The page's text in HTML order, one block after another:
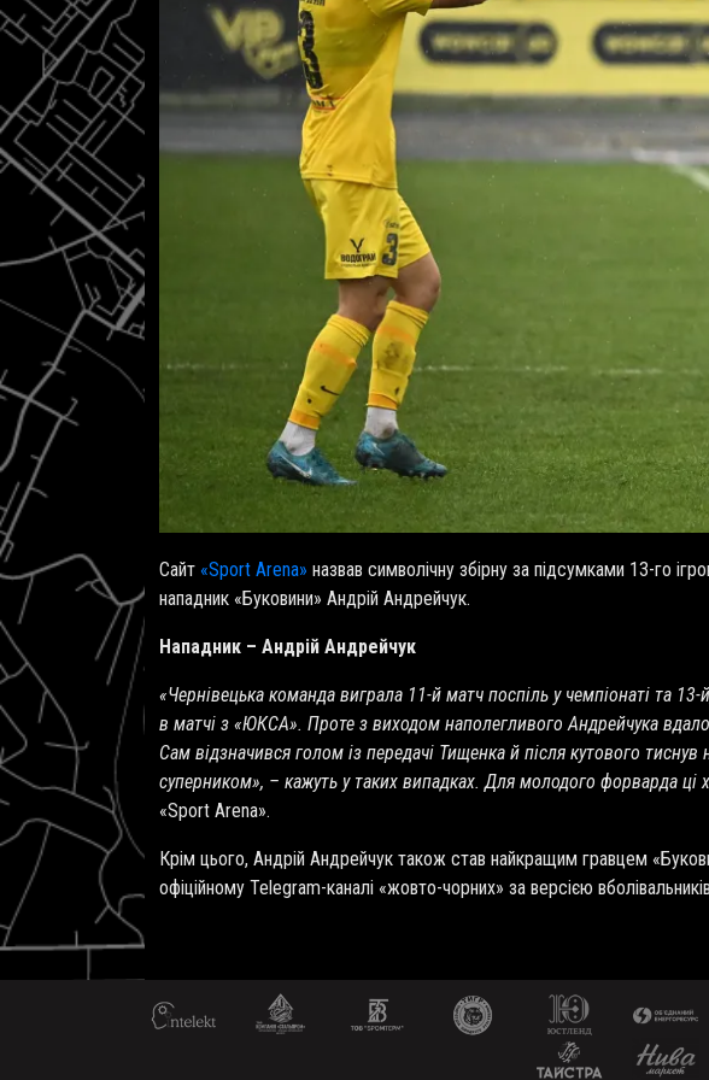
Сайт «Sport Arena» назвав символічну збірну за підсумками 13-го
нападник «Буковини» Андрій Андрейчук.
Нападник – Андрій Андрейчук
«Чернівецька команда виграла 11-й матч поспіль у чемпіонаті та
в матчі з «ЮКСА». Проте з виходом наполегливого Андрейчука
Сам відзначився голом із передачі Тищенка й після кутового
суперником», – кажуть у таких випадках. Для молодого форварда ці
«Sport Arena».
Крім цього, Андрій Андрейчук також став найкращим гравцем
офіційному Telegram-каналі «жовто-чорних» за версією